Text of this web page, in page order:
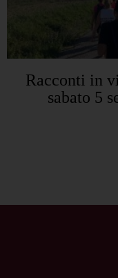
Racconti in
sabato 5